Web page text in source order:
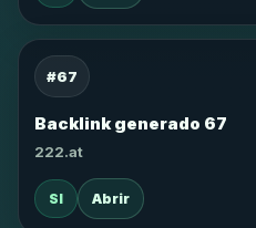
#67
Backlink generado 67
222.at
SI Abrir